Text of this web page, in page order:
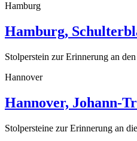
Hamburg
Hamburg,
Stolperstein zur Erinnerung an
Hannover
Hannover, Johann-
Stolpersteine zur Erinnerung an